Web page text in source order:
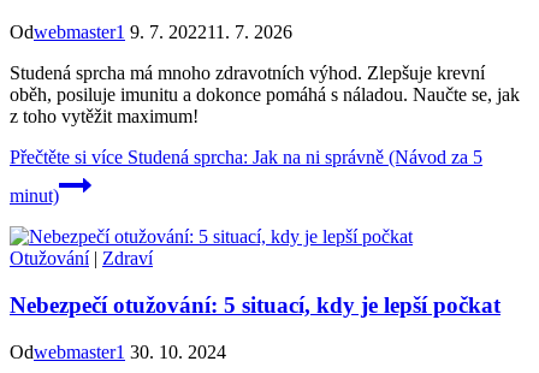
Odwebmaster1 9. 7. 202211. 7. 2026
Studená sprcha má mnoho zdravotních výhod. Zlepšuje krevní
oběh, posiluje imunitu a dokonce pomáhá s náladou. Naučte se, jak
z toho vytěžit maximum!
Přečtěte si více Studená sprcha: Jak na ni správně (Návod za 5
minut)
Otužování| Zdraví
Nebezpečí otužování: 5 situací, kdy je lepší počkat
Odwebmaster1 30. 10. 2024